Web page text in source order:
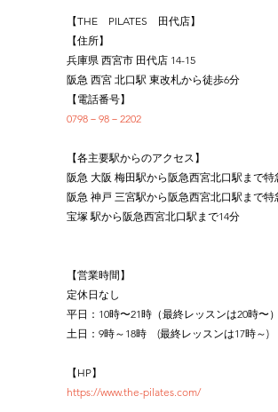
【THE　PILATES　田代店】
【住所】
兵庫県 西宮市 田代店 14-15
阪急 西宮 北口駅 東改札から徒歩6分
【電話番号】
0798－98－2202
【各主要駅からのアクセス】
阪急 大阪 梅田駅から阪急西宮北口駅まで特
阪急 神戸 三宮駅から阪急西宮北口駅まで特
宝塚 駅から阪急西宮北口駅まで14分
【営業時間】
定休日なし
平日：10時〜21時（最終レッスンは20時〜）
土日：9時～18時　(最終レッスンは17時～)
【HP】
https://www.the-pilates.com/